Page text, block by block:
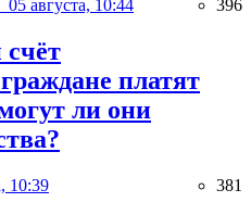
05 августа, 10:44 396
платят
ли они
10:39 381